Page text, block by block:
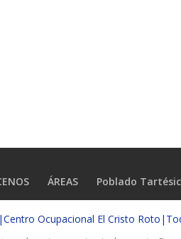
ÁREAS Poblado
Ocupacional El Cristo